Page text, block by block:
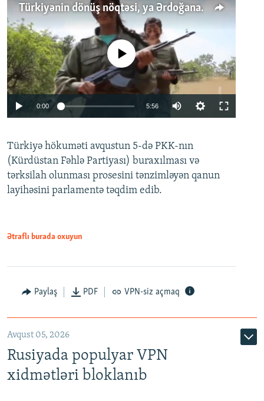
Türkiyənin dönüş nöqtəsi, ya Ərdoğana üçüncü şans: PKK ilə qəfil barışıq nə deməkdir?
Auto 240p 360p 480p
720p 1080p
No media source currently available
0:00 5:56
360p
480p
Türkiyə hökuməti avqustun 5-də PKK-nın
(Kürdüstan Fəhlə Partiyası) buraxılması və
tərksilah olunması prosesini tənzimləyən qanun
layihəsini parlamentə təqdim edib.
Ətraflı burada oxuyun
Paylaş PDF VPN-siz açmaq
Avqust 05, 2026
Rusiyada populyar VPN
xidmətləri bloklanıb